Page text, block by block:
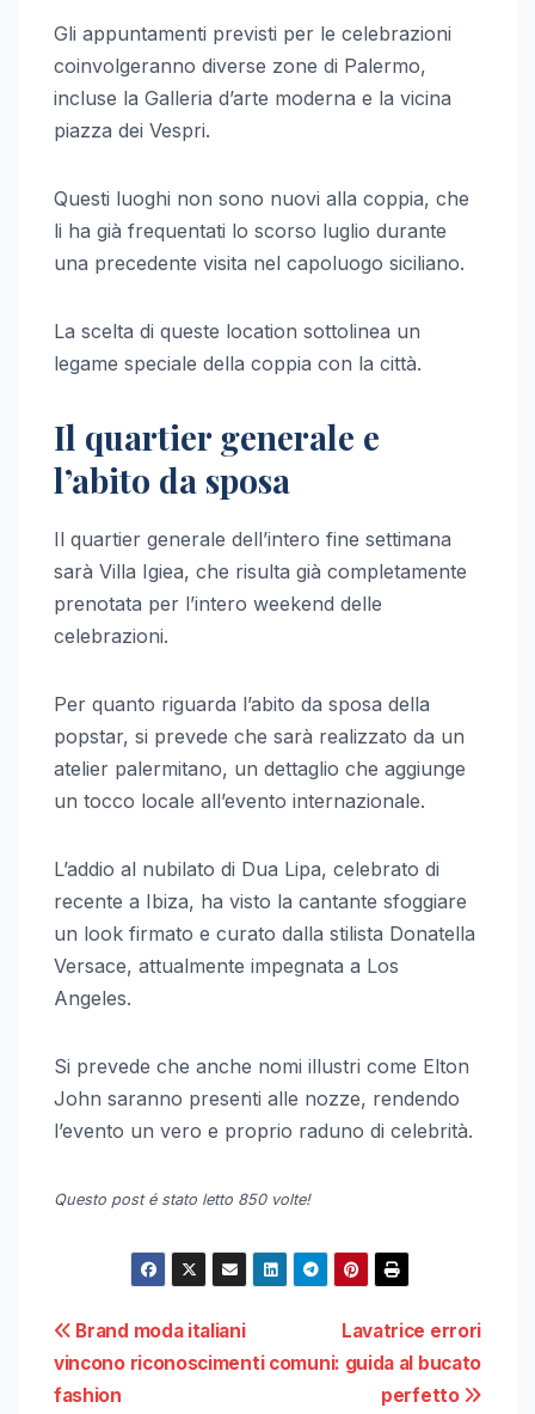
Gli appuntamenti previsti per le celebrazioni
coinvolgeranno diverse zone di Palermo,
incluse la Galleria d’arte moderna e la vicina
piazza dei Vespri.
Questi luoghi non sono nuovi alla coppia, che
li ha già frequentati lo scorso luglio durante
una precedente visita nel capoluogo siciliano.
La scelta di queste location sottolinea un
legame speciale della coppia con la città.
Il quartier generale e
l’abito da sposa
Il quartier generale dell’intero fine settimana
sarà Villa Igiea, che risulta già completamente
prenotata per l’intero weekend delle
celebrazioni.
Per quanto riguarda l’abito da sposa della
popstar, si prevede che sarà realizzato da un
atelier palermitano, un dettaglio che aggiunge
un tocco locale all’evento internazionale.
L’addio al nubilato di Dua Lipa, celebrato di
recente a Ibiza, ha visto la cantante sfoggiare
un look firmato e curato dalla stilista Donatella
Versace, attualmente impegnata a Los
Angeles.
Si prevede che anche nomi illustri come Elton
John saranno presenti alle nozze, rendendo
l’evento un vero e proprio raduno di celebrità.
Questo post é stato letto 850 volte!
Navigazione
articoli
Lavatrice errori
comuni: guida al bucato
perfetto
Brand moda italiani
vincono riconoscimenti
fashion